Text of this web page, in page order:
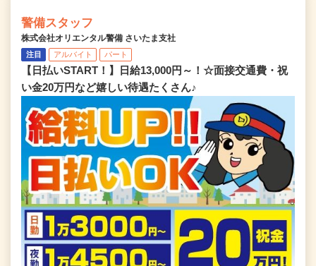
警備スタッフ
株式会社オリエンタル警備 さいたま支社
注目 アルバイト パート
【日払いSTART！】日給13,000円～！☆面接交通費・祝
い金20万円など嬉しい待遇たくさん♪